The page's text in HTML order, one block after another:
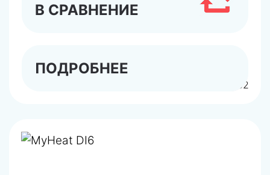
арт.6282
В СРАВНЕНИЕ
ПОДРОБНЕЕ